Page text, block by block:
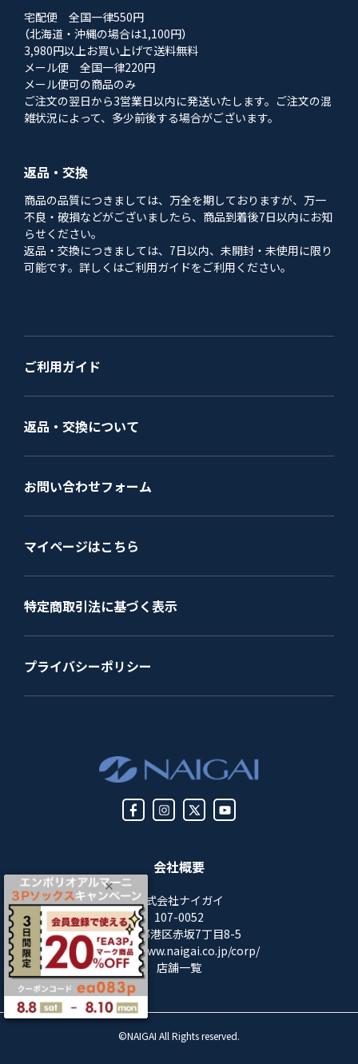
会社概要
株式会社ナイガイ
107-0052
東京都港区赤坂7丁目8-5
https://www.naigai.co.jp/corp/
店舗一覧
宅配便 全国一律550円
（北海道・沖縄の場合は1,100円）
3,980円以上お買い上げで送料無料
メール便 全国一律220円
メール便可の商品のみ
ご注文の翌日から3営業日以内に発送いたします。ご注文の混
雑状況によって、多少前後する場合がございます。
返品・交換
商品の品質につきましては、万全を期しておりますが、万一
不良・破損などがございましたら、商品到着後7日以内にお知
らせください。
返品・交換につきましては、7日以内、未開封・未使用に限り
可能です。詳しくはご利用ガイドをご利用ください。
ご利用ガイド
返品・交換について
お問い合わせフォーム
マイページはこちら
特定商取引法に基づく表示
プライバシーポリシー
©NAIGAI All Rights reserved.